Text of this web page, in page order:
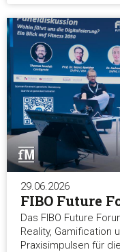
29.06.2026
FIBO Future
Das FIBO Future
Reality, Gamification
Praxisimpulsen für